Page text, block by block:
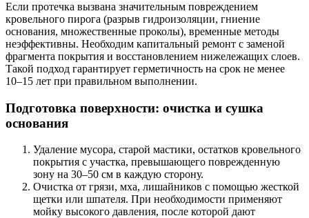
Если протечка вызвана значительным повреждением
кровельного пирога (разрыв гидроизоляции, гниение
основания, множественные проколы), временные методы
неэффективны. Необходим капитальный ремонт с заменой
фрагмента покрытия и восстановлением нижележащих слоев.
Такой подход гарантирует герметичность на срок не менее
10–15 лет при правильном выполнении.
Подготовка поверхности: очистка и сушка
основания
Удаление мусора, старой мастики, остатков кровельного
покрытия с участка, превышающего поврежденную
зону на 30–50 см в каждую сторону.
Очистка от грязи, мха, лишайников с помощью жесткой
щетки или шпателя. При необходимости применяют
мойку высокого давления, после которой дают